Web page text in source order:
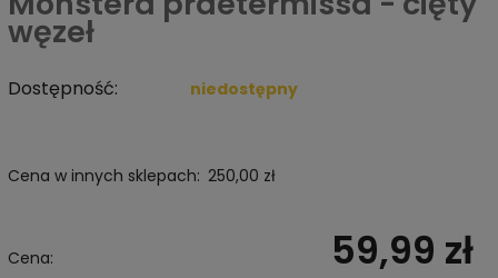
węzeł
Dostępność: niedostępny
Cena w innych sklepach: 250,00 zł
Cena: 59,99 zł